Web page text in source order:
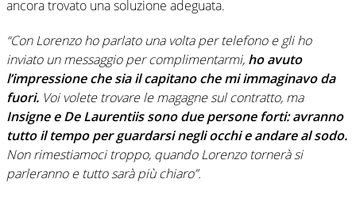
ancora trovato una soluzione adeguata.
“Con Lorenzo ho parlato una volta per telefono e gli ho
inviato un messaggio per complimentarmi, ho avuto
l’impressione che sia il capitano che mi immaginavo da
fuori. Voi volete trovare le magagne sul contratto, ma
Insigne e De Laurentiis sono due persone forti: avranno
tutto il tempo per guardarsi negli occhi e andare al sodo.
Non rimestiamoci troppo, quando Lorenzo tornerà si
parleranno e tutto sarà più chiaro”.